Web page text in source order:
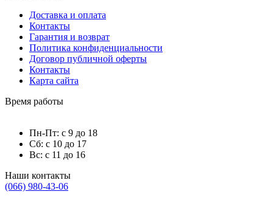
Доставка и оплата
Контакты
Гарантия и возврат
Политика конфиденциальности
Договор публичной оферты
Контакты
Карта сайта
Время работы
Пн-Пт: с 9 до 18
Сб: с 10 до 17
Вс: с 11 до 16
Наши контакты
(066) 980-43-06